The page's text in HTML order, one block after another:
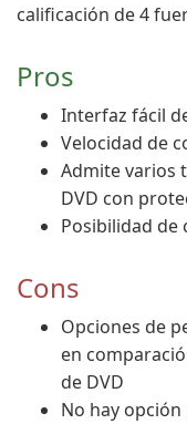
calificación de 4
Pros
Interfaz fácil
Velocidad de
Admite varios
DVD con
Posibilidad de
Cons
Opciones de
en
de DVD
No hay